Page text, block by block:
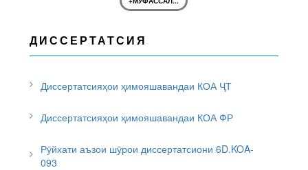
ДИССЕРТАТСИЯ
Диссертатсияҳои ҳимояшавандаи КОА ҶТ
Диссертатсияҳои ҳимояшавандаи КОА ФР
Рӯйхати аъзои шӯрои диссертатсиони 6D.KOA-
093